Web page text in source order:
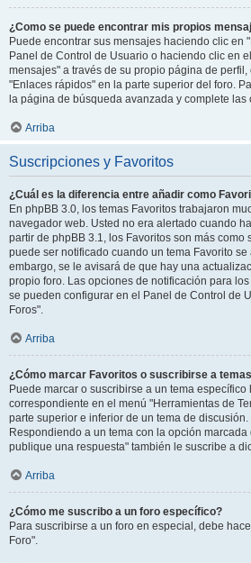
¿Como se puede encontrar mis propios
Puede encontrar sus mensajes haciendo clic en
Panel de Control de Usuario o haciendo clic en
mensajes" a través de su propio página de
"Enlaces rápidos" en la parte superior del foro.
la página de búsqueda avanzada y complete
Arriba
Suscripciones y Favoritos
¿Cuál es la diferencia entre añadir como
En phpBB 3.0, los temas Favoritos trabajaron
navegador web. Usted no era alertado cuando
partir de phpBB 3.1, los Favoritos son más como
puede ser notificado cuando un tema Favorito se
embargo, se le avisará de que hay una
propio foro. Las opciones de notificación para
se pueden configurar en el Panel de Control de
Foros".
Arriba
¿Cómo marcar Favoritos o suscribirse a
Puede marcar o suscribirse a un tema
correspondiente en el menú "Herramientas de
parte superior e inferior de un tema de discusión.
Respondiendo a un tema con la opción
publique una respuesta" también le suscribe a
Arriba
¿Cómo me suscribo a un foro específico?
Para suscribirse a un foro en especial, debe
Foro".